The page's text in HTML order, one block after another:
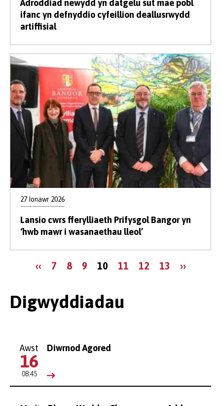
Adroddiad newydd yn datgelu sut mae pobl
ifanc yn defnyddio cyfeillion deallusrwydd
artiffisial
27 Ionawr 2026
Lansio cwrs fferylliaeth Prifysgol Bangor yn
‘hwb mawr i wasanaethau lleol’
Tudaleniad
Tudalen
‹‹ Page
7 Page
8 Page
9
Tudalen
10 Page
11 Page
12 Page
13
Tudalen
››
Digwyddiadau
Awst
16
08:45
Diwrnod Agored